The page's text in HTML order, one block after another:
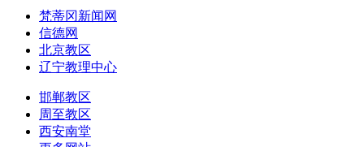
梵蒂冈新闻网
信德网
北京教区
辽宁教理中心
邯郸教区
周至教区
西安南堂